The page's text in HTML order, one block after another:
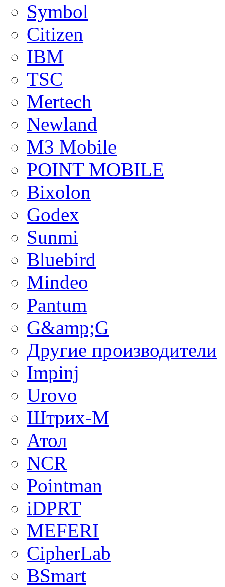
Symbol
Citizen
IBM
TSC
Mertech
Newland
M3 Mobile
POINT MOBILE
Bixolon
Godex
Sunmi
Bluebird
Mindeo
Pantum
G&amp;G
Другие производители
Impinj
Urovo
Штрих-М
Атол
NCR
Pointman
iDPRT
MEFERI
CipherLab
BSmart